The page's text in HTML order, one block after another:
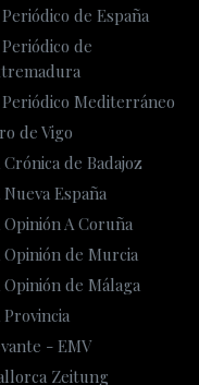
de España
de
Mediterráneo
de Vigo
Crónica de Badajoz
Nueva España
Opinión A Coruña
Opinión de Murcia
Opinión de Málaga
Provincia
- EMV
Zeitung